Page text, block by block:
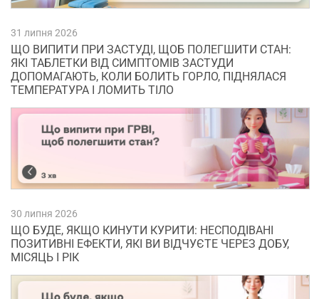
31 липня 2026
ЩО ВИПИТИ ПРИ ЗАСТУДІ, ЩОБ ПОЛЕГШИТИ СТАН:
ЯКІ ТАБЛЕТКИ ВІД СИМПТОМІВ ЗАСТУДИ
ДОПОМАГАЮТЬ, КОЛИ БОЛИТЬ ГОРЛО, ПІДНЯЛАСЯ
ТЕМПЕРАТУРА І ЛОМИТЬ ТІЛО
30 липня 2026
ЩО БУДЕ, ЯКЩО КИНУТИ КУРИТИ: НЕСПОДІВАНІ
ПОЗИТИВНІ ЕФЕКТИ, ЯКІ ВИ ВІДЧУЄТЕ ЧЕРЕЗ ДОБУ,
МІСЯЦЬ І РІК